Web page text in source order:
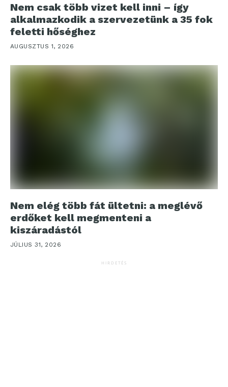
Nem csak több vizet kell inni – így
alkalmazkodik a szervezetünk a 35 fok
feletti hőséghez
AUGUSZTUS 1, 2026
Nem elég több fát ültetni: a meglévő
erdőket kell megmenteni a
kiszáradástól
JÚLIUS 31, 2026
HIRDETÉS